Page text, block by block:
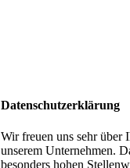
Datenschutzerklärung
Wir freuen uns sehr über
unserem Unternehmen.
besonders hohen